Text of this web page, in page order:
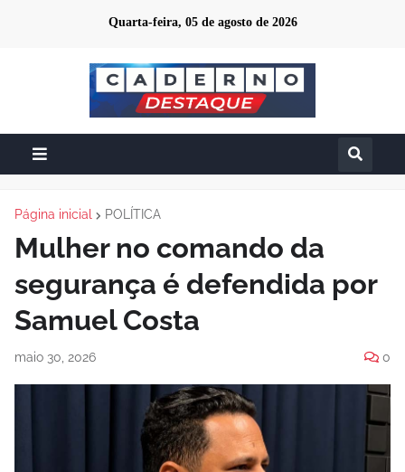
Quarta-feira, 05 de agosto de 2026
Página inicial POLÍTICA
Mulher no comando da
segurança é defendida por
Samuel Costa
maio 30, 2026 0